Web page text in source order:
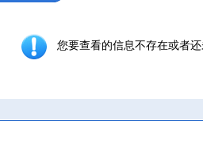
您要查看的信息不存在或者还